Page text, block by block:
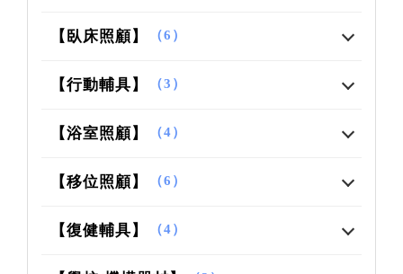
【臥床照顧】 （6）
【行動輔具】 （3）
【浴室照顧】 （4）
【移位照顧】 （6）
【復健輔具】 （4）